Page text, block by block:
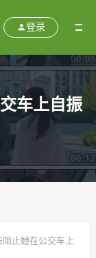
登录
车上自振
止她在公交车上